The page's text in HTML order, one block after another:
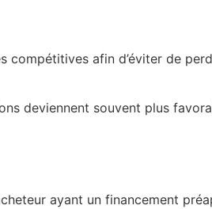
compétitives afin d’éviter de
deviennent souvent plus
ayant un financement